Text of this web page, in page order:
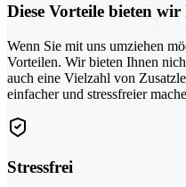
Diese Vorteile bieten wir
Wenn Sie mit uns umziehen
Vorteilen. Wir bieten Ihnen
auch eine Vielzahl von
einfacher und stressfreier
Stressfrei